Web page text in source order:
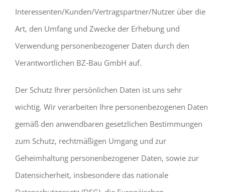
Interessenten/Kunden/Vertragspartner/Nutzer über die
Art, den Umfang und Zwecke der Erhebung und
Verwendung personenbezogener Daten durch den
Verantwortlichen BZ‐Bau GmbH auf.
Der Schutz Ihrer persönlichen Daten ist uns sehr
wichtig. Wir verarbeiten Ihre personenbezogenen Daten
gemäß den anwendbaren gesetzlichen Bestimmungen
zum Schutz, rechtmäßigen Umgang und zur
Geheimhaltung personenbezogener Daten, sowie zur
Datensicherheit, insbesondere das nationale